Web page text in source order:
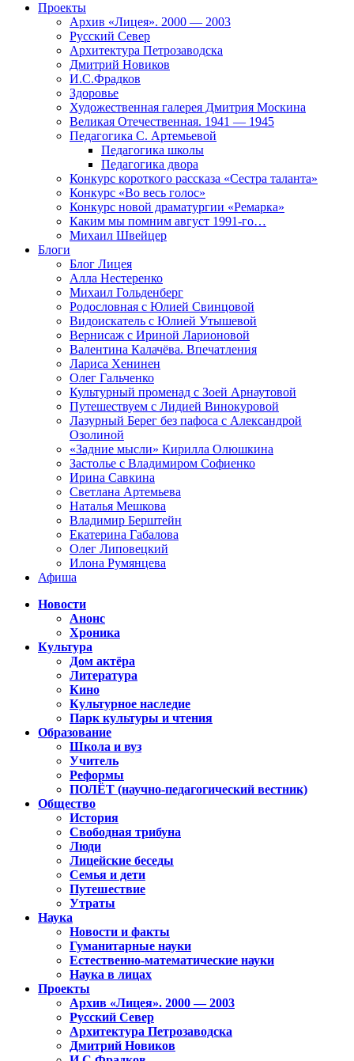
Проекты
Архив «Лицея». 2000 — 2003
Русский Север
Архитектура Петрозаводска
Дмитрий Новиков
И.С.Фрадков
Здоровье
Художественная галерея Дмитрия Москина
Великая Отечественная. 1941 — 1945
Педагогика С. Артемьевой
Педагогика школы
Педагогика двора
Конкурс короткого рассказа «Сестра таланта»
Конкурс «Во весь голос»
Конкурс новой драматургии «Ремарка»
Каким мы помним август 1991-го…
Михаил Швейцер
Блоги
Блог Лицея
Алла Нестеренко
Михаил Гольденберг
Родословная с Юлией Свинцовой
Видоискатель с Юлией Утышевой
Вернисаж с Ириной Ларионовой
Валентина Калачёва. Впечатления
Лариса Хенинен
Олег Гальченко
Культурный променад с Зоей Арнаутовой
Путешествуем с Лидией Винокуровой
Лазурный Берег без пафоса с Александрой
Озолиной
«Задние мысли» Кирилла Олюшкина
Застолье с Владимиром Софиенко
Ирина Савкина
Светлана Артемьева
Наталья Мешкова
Владимир Берштейн
Екатерина Габалова
Олег Липовецкий
Илона Румянцева
Афиша
Новости
Анонс
Хроника
Культура
Дом актёра
Литература
Кино
Культурное наследие
Парк культуры и чтения
Образование
Школа и вуз
Учитель
Реформы
ПОЛЁТ (научно-педагогический вестник)
Общество
История
Свободная трибуна
Люди
Лицейские беседы
Семья и дети
Путешествие
Утраты
Наука
Новости и факты
Гуманитарные науки
Естественно-математические науки
Наука в лицах
Проекты
Архив «Лицея». 2000 — 2003
Русский Север
Архитектура Петрозаводска
Дмитрий Новиков